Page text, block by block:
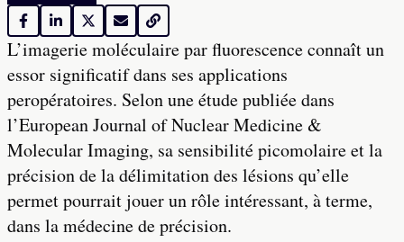
L’imagerie moléculaire par fluorescence connaît un
essor significatif dans ses applications
peropératoires. Selon une étude publiée dans
l’European Journal of Nuclear Medicine &
Molecular Imaging, sa sensibilité picomolaire et la
précision de la délimitation des lésions qu’elle
permet pourrait jouer un rôle intéressant, à terme,
dans la médecine de précision.